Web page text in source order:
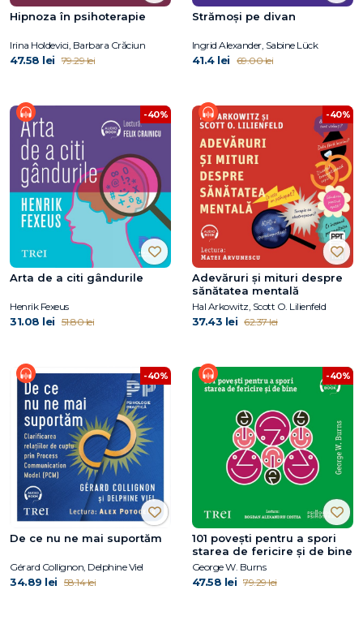
Hipnoza în psihoterapie
Irina Holdevici, Barbara Crăciun
47.58 lei 79.29 lei
Strămoși pe divan
Ingrid Alexander, Sabine Lück
41.4 lei 69.00 lei
-40%
Arta de a citi gândurile
Henrik Fexeus
31.08 lei 51.80 lei
-40%
Adevăruri și mituri despre
sănătatea mentală
Hal Arkowitz, Scott O. Lilienfeld
37.43 lei 62.37 lei
-40%
De ce nu ne mai suportăm
Gérard Collignon, Delphine Viel
34.89 lei 58.14 lei
-40%
101 povești pentru a spori
starea de fericire și de bine
George W. Burns
47.58 lei 79.29 lei